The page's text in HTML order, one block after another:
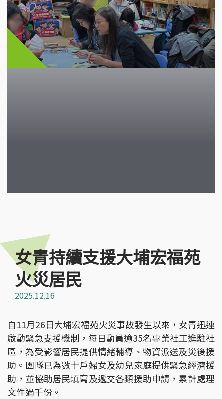
女青持續支援大埔宏福苑
火災居民
2025.12.16
自11月26日大埔宏福苑火災事故發生以來，女青迅速
啟動緊急支援機制，每日動員逾35名專業社工進駐社
區，為受影響居民提供情緒輔導、物資派送及災後援
助。團隊已為數十戶婦女及幼兒家庭提供緊急經濟援
助，並協助居民填寫及遞交各類援助申請，累計處理
文件過千份。